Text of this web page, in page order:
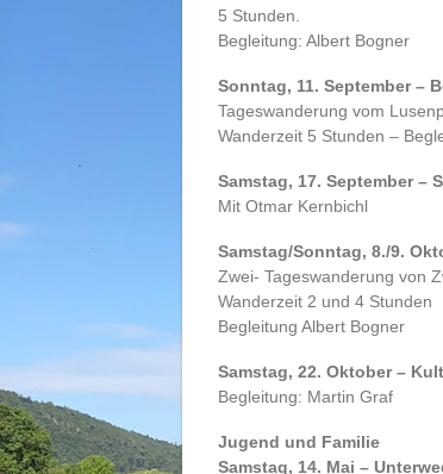
5 Stunden.
Begleitung: Albert Bogner
Sonntag, 11. September –
Tageswanderung vom
Wanderzeit 5 Stunden –
Samstag, 17. September –
Mit Otmar Kernbichl
Samstag/Sonntag, 8./9.
Zwei- Tageswanderung von
Wanderzeit 2 und 4 Stunden
Begleitung Albert Bogner
Samstag, 22. Oktober –
Begleitung: Martin Graf
Jugend und Familie
Samstag, 14. Mai –